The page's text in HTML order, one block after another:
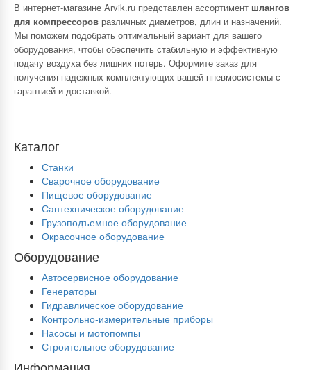
В интернет-магазине Arvik.ru представлен ассортимент шлангов
для компрессоров различных диаметров, длин и назначений.
Мы поможем подобрать оптимальный вариант для вашего
оборудования, чтобы обеспечить стабильную и эффективную
подачу воздуха без лишних потерь. Оформите заказ для
получения надежных комплектующих вашей пневмосистемы с
гарантией и доставкой.
Каталог
Станки
Сварочное оборудование
Пищевое оборудование
Сантехническое оборудование
Грузоподъемное оборудование
Окрасочное оборудование
Оборудование
Автосервисное оборудование
Генераторы
Гидравлическое оборудование
Контрольно-измерительные приборы
Насосы и мотопомпы
Строительное оборудование